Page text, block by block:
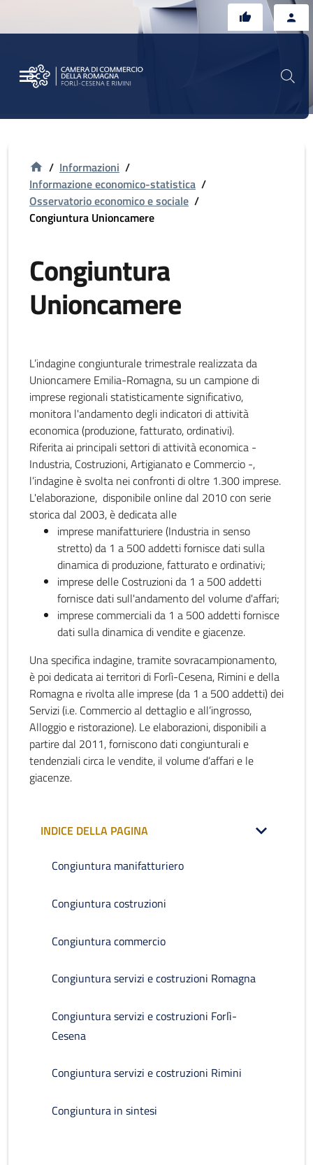
/ Informazioni /
Informazione economico-statistica /
Osservatorio economico e sociale /
Congiuntura Unioncamere
Congiuntura
Unioncamere
L’indagine congiunturale trimestrale realizzata da
Unioncamere Emilia-Romagna, su un campione di
imprese regionali statisticamente significativo,
monitora l'andamento degli indicatori di attività
economica (produzione, fatturato, ordinativi).
Riferita ai principali settori di attività economica -
Industria, Costruzioni, Artigianato e Commercio -,
l’indagine è svolta nei confronti di oltre 1.300 imprese.
L'elaborazione, disponibile online dal 2010 con serie
storica dal 2003, è dedicata alle
imprese manifatturiere (Industria in senso
stretto) da 1 a 500 addetti fornisce dati sulla
dinamica di produzione, fatturato e ordinativi;
imprese delle Costruzioni da 1 a 500 addetti
fornisce dati sull'andamento del volume d'affari;
imprese commerciali da 1 a 500 addetti fornisce
dati sulla dinamica di vendite e giacenze.
Una specifica indagine, tramite sovracampionamento,
è poi dedicata ai territori di Forlì-Cesena, Rimini e della
Romagna e rivolta alle imprese (da 1 a 500 addetti) dei
Servizi (i.e. Commercio al dettaglio e all’ingrosso,
Alloggio e ristorazione). Le elaborazioni, disponibili a
partire dal 2011, forniscono dati congiunturali e
tendenziali circa le vendite, il volume d’affari e le
giacenze.
INDICE DELLA PAGINA
Congiuntura manifatturiero
Congiuntura costruzioni
Congiuntura commercio
Congiuntura servizi e costruzioni Romagna
Congiuntura servizi e costruzioni Forlì-
Cesena
Congiuntura servizi e costruzioni Rimini
Congiuntura in sintesi